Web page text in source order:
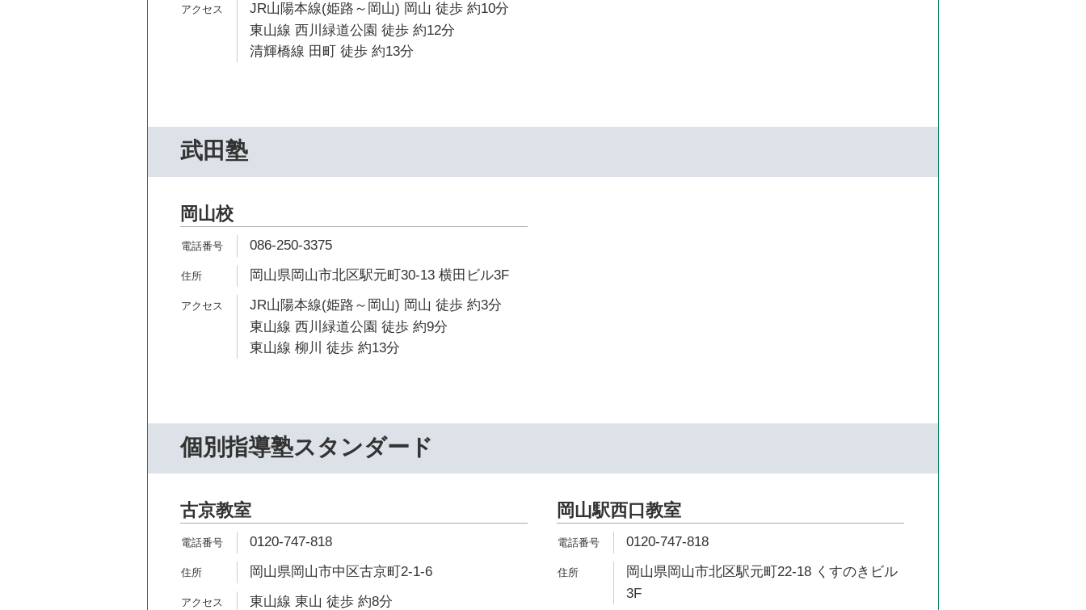
JR山陽本線(姫路～岡山) 岡山 徒歩 約10分
東山線 西川緑道公園 徒歩 約12分
清輝橋線 田町 徒歩 約13分
武田塾
岡山校
086-250-3375
岡山県岡山市北区駅元町30-13 横田ビル3F
JR山陽本線(姫路～岡山) 岡山 徒歩 約3分
東山線 西川緑道公園 徒歩 約9分
東山線 柳川 徒歩 約13分
個別指導塾スタンダード
古京教室
0120-747-818
岡山県岡山市中区古京町2-1-6
東山線 東山 徒歩 約8分
岡山駅西口教室
0120-747-818
岡山県岡山市北区駅元町22-18 くすのきビル
3F